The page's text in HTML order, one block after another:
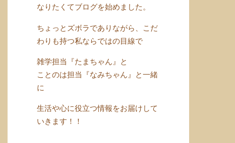
なりたくてブログを始めました。
ちょっとズボラでありながら、こだ
わりも持つ私ならではの目線で
雑学担当『たまちゃん』と
ことのは担当『なみちゃん』と一緒
に
生活や心に役立つ情報をお届けして
いきます！！